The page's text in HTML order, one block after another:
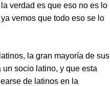
verdad es que eso no es lo
vemos que todo eso se lo
la gran mayoría de sus
socio latino, y que esta
de latinos en la